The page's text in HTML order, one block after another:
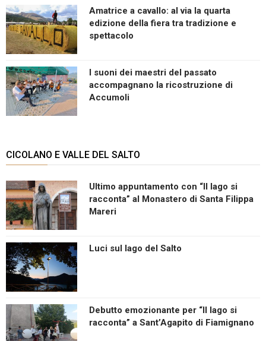
Amatrice a cavallo: al via la quarta
edizione della fiera tra tradizione e
spettacolo
I suoni dei maestri del passato
accompagnano la ricostruzione di
Accumoli
CICOLANO E VALLE DEL SALTO
Ultimo appuntamento con “Il lago si
racconta” al Monastero di Santa Filippa
Mareri
Luci sul lago del Salto
Debutto emozionante per “Il lago si
racconta” a Sant’Agapito di Fiamignano